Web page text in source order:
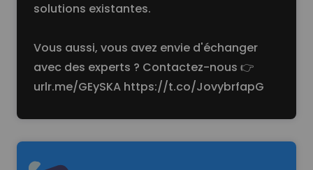
solutions existantes.
Vous aussi, vous avez envie d'échanger
avec des experts ? Contactez-nous 👉
urlr.me/GEySKA https://t.co/JovybrfapG
Read more